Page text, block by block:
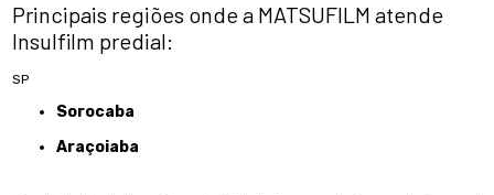
Principais regiões onde a MATSUFILM atende
Insulfilm predial:
SP
Sorocaba
Araçoiaba